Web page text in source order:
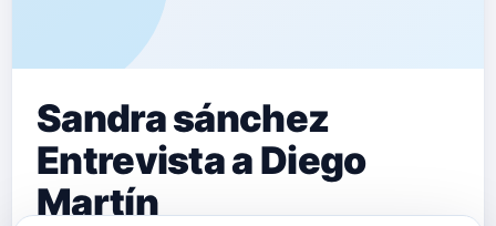
Sandra sánchez
Entrevista a Diego
Martín